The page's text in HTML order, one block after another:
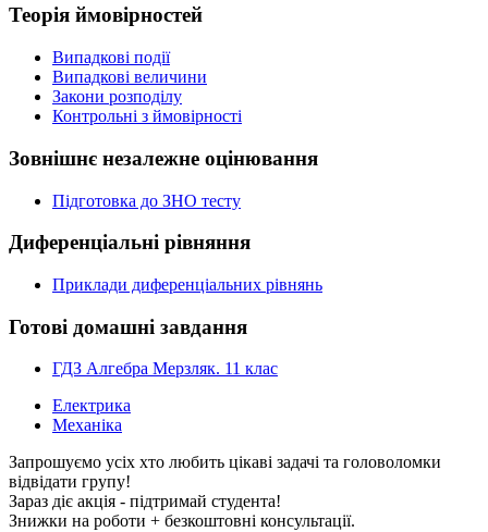
Теорія ймовірностей
Випадкові події
Випадкові величини
Закони розподілу
Контрольні з ймовірності
Зовнішнє незалежне оцінювання
Підготовка до ЗНО тесту
Диференціальні рівняння
Приклади диференціальних рівнянь
Готові домашні завдання
ГДЗ Алгебра Мерзляк. 11 клас
Електрика
Механіка
Запрошуємо усіх хто любить цікаві задачі та головоломки
відвідати групу!
Зараз діє акція - підтримай студента!
Знижки на роботи + безкоштовні консультації.